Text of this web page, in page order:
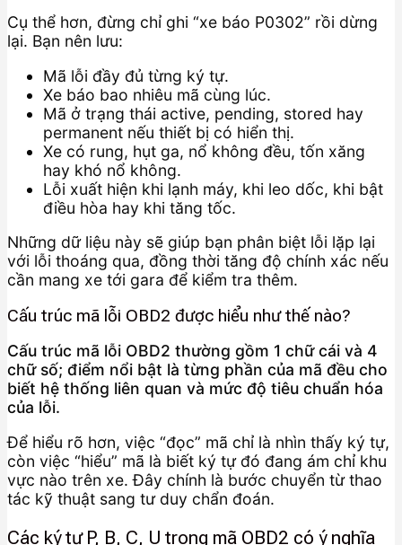
Cụ thể hơn, đừng chỉ ghi “xe báo P0302” rồi dừng
lại. Bạn nên lưu:
Mã lỗi đầy đủ từng ký tự.
Xe báo bao nhiêu mã cùng lúc.
Mã ở trạng thái active, pending, stored hay
permanent nếu thiết bị có hiển thị.
Xe có rung, hụt ga, nổ không đều, tốn xăng
hay khó nổ không.
Lỗi xuất hiện khi lạnh máy, khi leo dốc, khi bật
điều hòa hay khi tăng tốc.
Những dữ liệu này sẽ giúp bạn phân biệt lỗi lặp lại
với lỗi thoáng qua, đồng thời tăng độ chính xác nếu
cần mang xe tới gara để kiểm tra thêm.
Cấu trúc mã lỗi OBD2 được hiểu như thế nào?
Cấu trúc mã lỗi OBD2 thường gồm 1 chữ cái và 4
chữ số; điểm nổi bật là từng phần của mã đều cho
biết hệ thống liên quan và mức độ tiêu chuẩn hóa
của lỗi.
Để hiểu rõ hơn, việc “đọc” mã chỉ là nhìn thấy ký tự,
còn việc “hiểu” mã là biết ký tự đó đang ám chỉ khu
vực nào trên xe. Đây chính là bước chuyển từ thao
tác kỹ thuật sang tư duy chẩn đoán.
Các ký tự P, B, C, U trong mã OBD2 có ý nghĩa